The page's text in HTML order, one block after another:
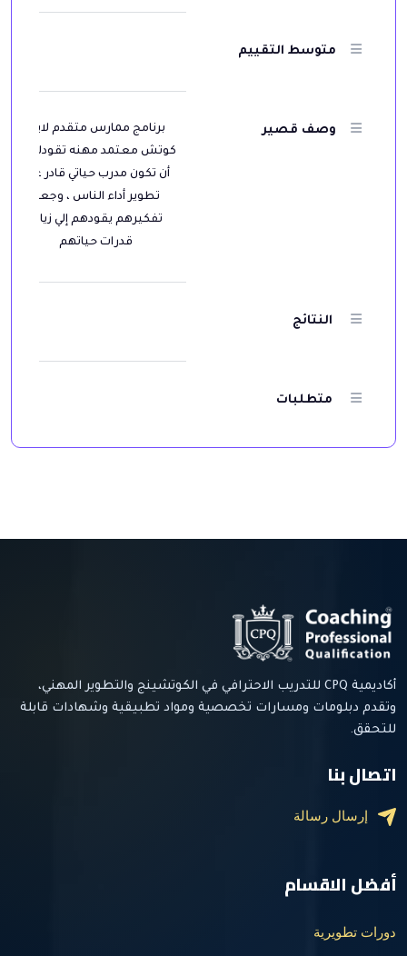
متوسط ​​التقييم
وصف قصير
برنامج ممارس متقدم لايف
كوتش معتمد مهنه تقودك إلي
أن تكون مدرب حياتي قادر علي
تطوير أداء الناس ، وجعل
تفكيرهم يقودهم إلي زيادة
قدرات حياتهم
النتائج
متطلبات
أكاديمية CPQ للتدريب الاحترافي في الكوتشينج والتطوير المهني،
وتقدم دبلومات ومسارات تخصصية ومواد تطبيقية وشهادات قابلة
للتحقق.
اتصال بنا
إرسال رسالة
أفضل الاقسام
دورات تطويرية